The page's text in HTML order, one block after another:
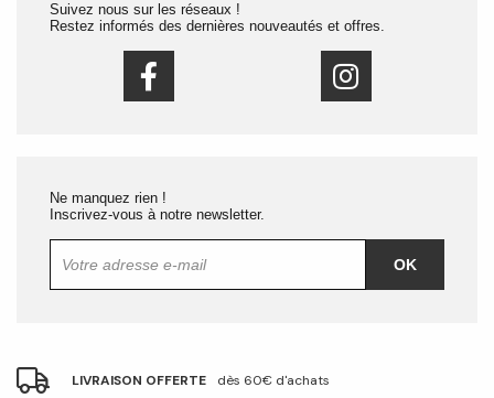
Suivez nous sur les réseaux !
Restez informés des dernières nouveautés et offres.
Ne manquez rien !
Inscrivez-vous à notre newsletter.
OK
LIVRAISON OFFERTE dès 60€ d'achats